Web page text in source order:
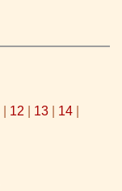
12 13 14